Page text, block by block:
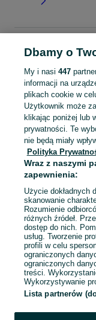
niemowląt - Pomorskie
KATEGORIA
domek ogrodowy dla
Mapa kategorii
Mapa miejscowości
Mapa ministron
Popularne wyszukiwania
Dbamy o
My i nasi 447
informacji na
plikach cookie w
Użytkownik może
klikając poniżej lub
prywatności. Te
nie będą miały
Polityka
Wraz z naszymi
zapewnienia:
Użycie dokładnych
skanowanie
Rozumienie
różnych źródeł.
dostęp do nich.
usług. Tworzenie
profili w celu
ograniczonych
ograniczonych
treści.
Wykorzystywanie
Lista partnerów